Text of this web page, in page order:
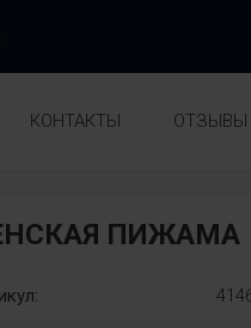
КОНТАКТЫ ОТЗЫВЫ
ПИЖАМА